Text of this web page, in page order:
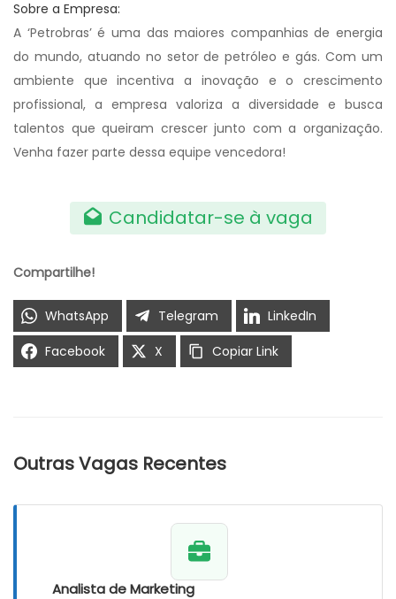
Sobre a Empresa:
A ‘Petrobras’ é uma das maiores companhias de energia
do mundo, atuando no setor de petróleo e gás. Com um
ambiente que incentiva a inovação e o crescimento
profissional, a empresa valoriza a diversidade e busca
talentos que queiram crescer junto com a organização.
Venha fazer parte dessa equipe vencedora!
Candidatar-se à vaga
Compartilhe!
WhatsApp Telegram
LinkedIn
Facebook
X Copiar Link
Outras Vagas Recentes
Analista de Marketing